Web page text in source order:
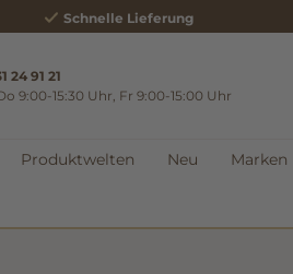
Schnelle Lieferung
24 91 21
9:00-15:30 Uhr, Fr 9:00-15:00 Uhr
Produktwelten Neu Marken